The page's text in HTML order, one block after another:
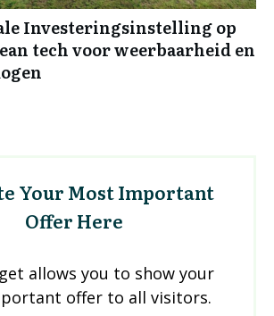
Investeringsinstelling op
tech voor weerbaarheid en
Your Most Important
Offer Here
allows you to show your
offer to all visitors.